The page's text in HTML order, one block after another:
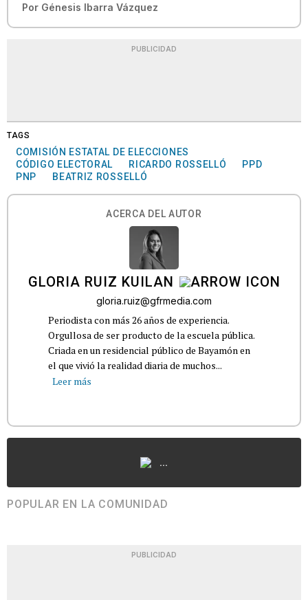
Por Génesis Ibarra Vázquez
PUBLICIDAD
TAGS
COMISIÓN ESTATAL DE ELECCIONES
CÓDIGO ELECTORAL
RICARDO ROSSELLÓ
PPD
PNP
BEATRIZ ROSSELLÓ
ACERCA DEL AUTOR
GLORIA RUIZ KUILAN
gloria.ruiz@gfrmedia.com
Periodista con más 26 años de experiencia.
Orgullosa de ser producto de la escuela pública.
Criada en un residencial público de Bayamón en
el que vivió la realidad diaria de muchos...
Leer más
...
POPULAR EN LA COMUNIDAD
PUBLICIDAD